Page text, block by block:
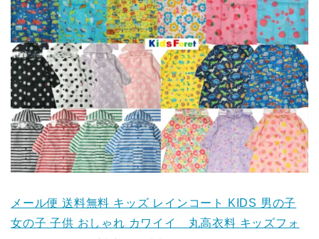
メール便 送料無料 キッズ レインコート KIDS 男の子
女の子 子供 おしゃれ カワイイ 丸高衣料 キッズフォ